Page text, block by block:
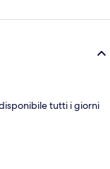
tutti i giorni